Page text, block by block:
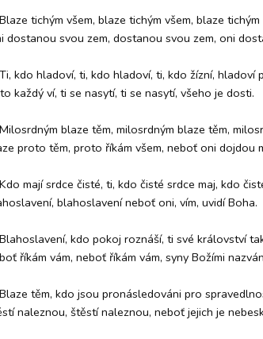
němčina francouzština španělština
Baroko (1600–1760)
schola / sbor baryton tuba triangl
tichým všem, blaze tichým všem, blaze
dostanou svou zem, dostanou svou zem, oni
kdo hladoví, ti, kdo hladoví, ti, kdo žízní, hladoví
každý ví, ti se nasytí, ti se nasytí, všeho je dosti.
blaze těm, milosrdným blaze těm,
proto těm, proto říkám všem, neboť oni dojdou
mají srdce čisté, ti, kdo čisté srdce maj, kdo
blahoslavení neboť oni, vím, uvidí Boha.
kdo pokoj roznáší, ti své království
říkám vám, neboť říkám vám, syny Božími
těm, kdo jsou pronásledováni pro
naleznou, štěstí naleznou, neboť jejich je